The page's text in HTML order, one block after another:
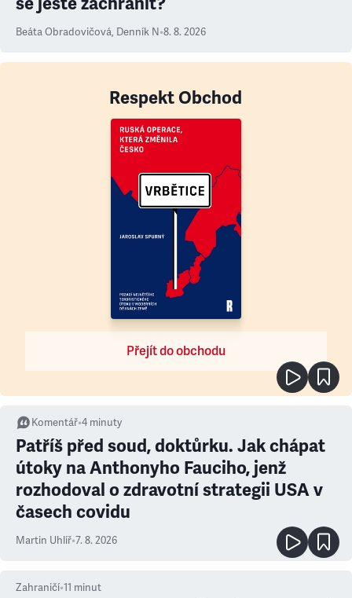
Beáta Obradovičová, Denník N•8. 8. 2026
Respekt Obchod
Přejít do obchodu
Komentář•4 minuty
Patříš před soud, doktůrku. Jak chápat
útoky na Anthonyho Fauciho, jenž
rozhodoval o zdravotní strategii USA v
časech covidu
Martin Uhlíř•7. 8. 2026
Zahraničí•11 minut